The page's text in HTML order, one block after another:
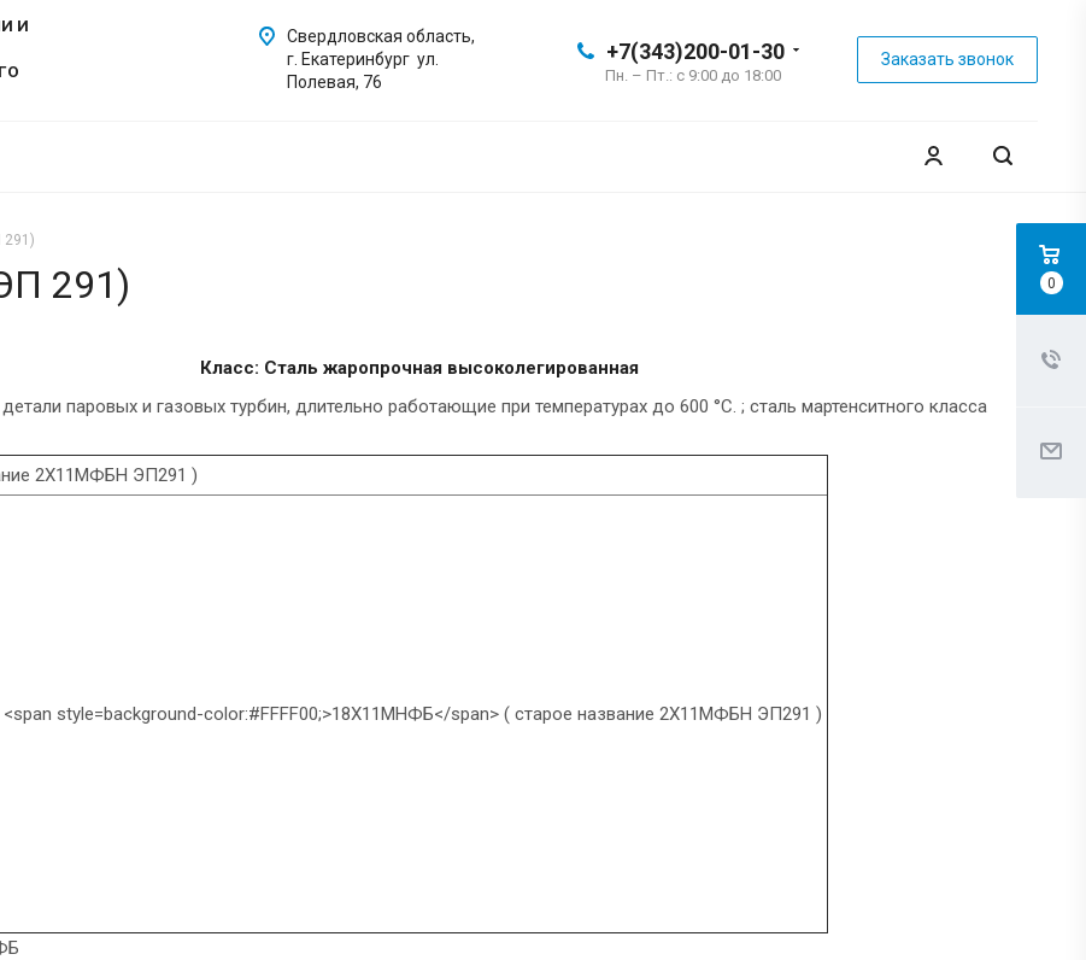
И
+7(343)200-01-30
Пн. – Пт.: с 9:00 до 18:00
Заказать звонок
Свердловская область,
г. Екатеринбург ул.
Полевая, 76
291)
Класс: Сталь жаропрочная высоколегированная
паровых и газовых турбин, длительно работающие при температурах до 600 °С. ; сталь мартенситного класса
2Х11МФБН ЭП291 )
0